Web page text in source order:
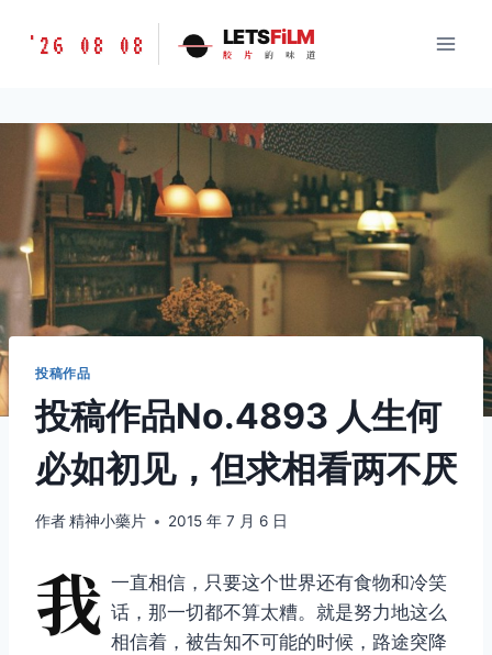
胶
味
道
LETSFILM
'26 08 08 LETSFiLM
胶 片 的 味 道
投稿作品
投稿作品No.4893 人生何
必如初见，但求相看两不厌
作者精神小藥片 2015 年 7 月 6 日
我 一直相信，只要这个世界还有食物和冷笑
话，那一切都不算太糟。就是努力地这么
相信着，被告知不可能的时候，路途突降